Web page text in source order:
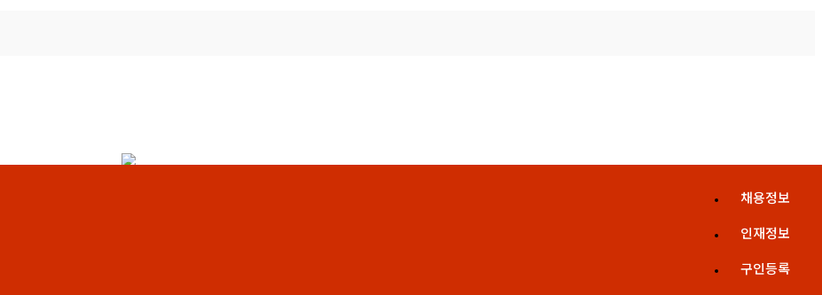
채용정보
인재정보
구인등록